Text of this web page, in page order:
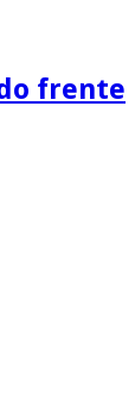
frente